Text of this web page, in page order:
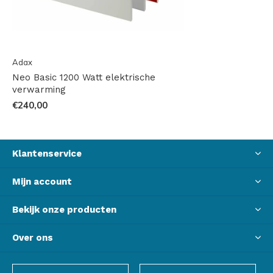
Adax
Neo Basic 1200 Watt elektrische
verwarming
€240,00
Klantenservice
Mijn account
Bekijk onze producten
Over ons